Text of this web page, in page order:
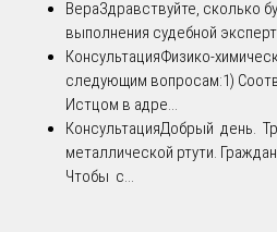
ВераЗдравствуйте, сколько
выполнения судебной
КонсультацияФизико-
следующим вопросам:1)
Истцом в адре...
КонсультацияДобрый день.
металлической ртути.
Чтобы с...